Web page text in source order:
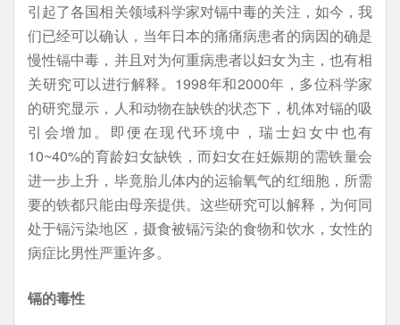
引起了各国相关领域科学家对镉中毒的关注，如今，我
们已经可以确认，当年日本的痛痛病患者的病因的确是
慢性镉中毒，并且对为何重病患者以妇女为主，也有相
关研究可以进行解释。1998年和2000年，多位科学家
的研究显示，人和动物在缺铁的状态下，机体对镉的吸
引会增加。即便在现代环境中，瑞士妇女中也有
10~40%的育龄妇女缺铁，而妇女在妊娠期的需铁量会
进一步上升，毕竟胎儿体内的运输氧气的红细胞，所需
要的铁都只能由母亲提供。这些研究可以解释，为何同
处于镉污染地区，摄食被镉污染的食物和饮水，女性的
病症比男性严重许多。
镉的毒性